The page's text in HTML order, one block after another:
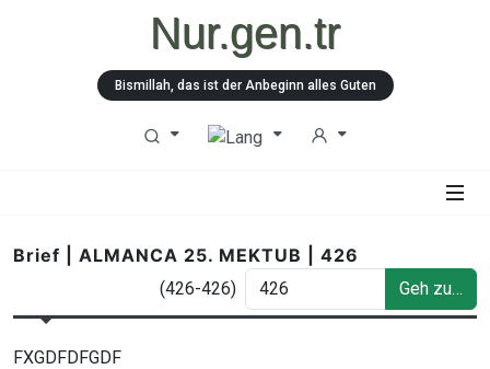
Nur.gen.tr
Bismillah, das ist der Anbeginn alles Guten
Brief | ALMANCA 25. MEKTUB | 426
(426-426) Geh zu…
FXGDFDFGDF